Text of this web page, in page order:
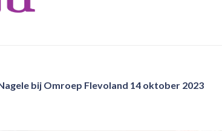
bij Omroep Flevoland 14 oktober 2023